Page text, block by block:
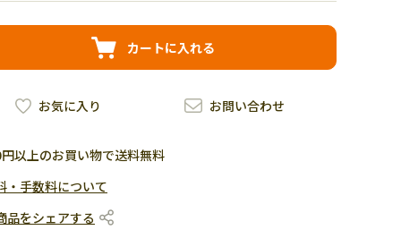
カートに入れる
お問い合わせ
お気に入り
以上のお買い物で送料無料
・手数料について
品をシェアする